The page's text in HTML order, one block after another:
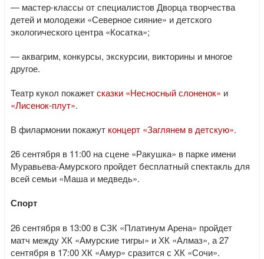
— мастер-классы от специалистов Дворца творчества
детей и молодежи «Северное сияние» и детского
экологического центра «Косатка»;
— аквагрим, конкурсы, экскурсии, викторины и многое
другое.
Театр кукол покажетсказки «Несносный слоненок» и
«Лисенок-плут».
В филармонии покажут концерт «Заглянем в детскую».
26 сентября в 11:00 на сцене «Ракушка» в парке имени
Муравьева-Амурского пройдет бесплатный спектакль для
всей семьи «Маша и медведь».
Спорт
26 сентября в 13:00 в СЗК «Платинум Арена» пройдет
матч между ХК «Амурские тигры» и ХК «Алмаз», а 27
сентября в 17:00 ХК «Амур» сразится с ХК «Сочи».